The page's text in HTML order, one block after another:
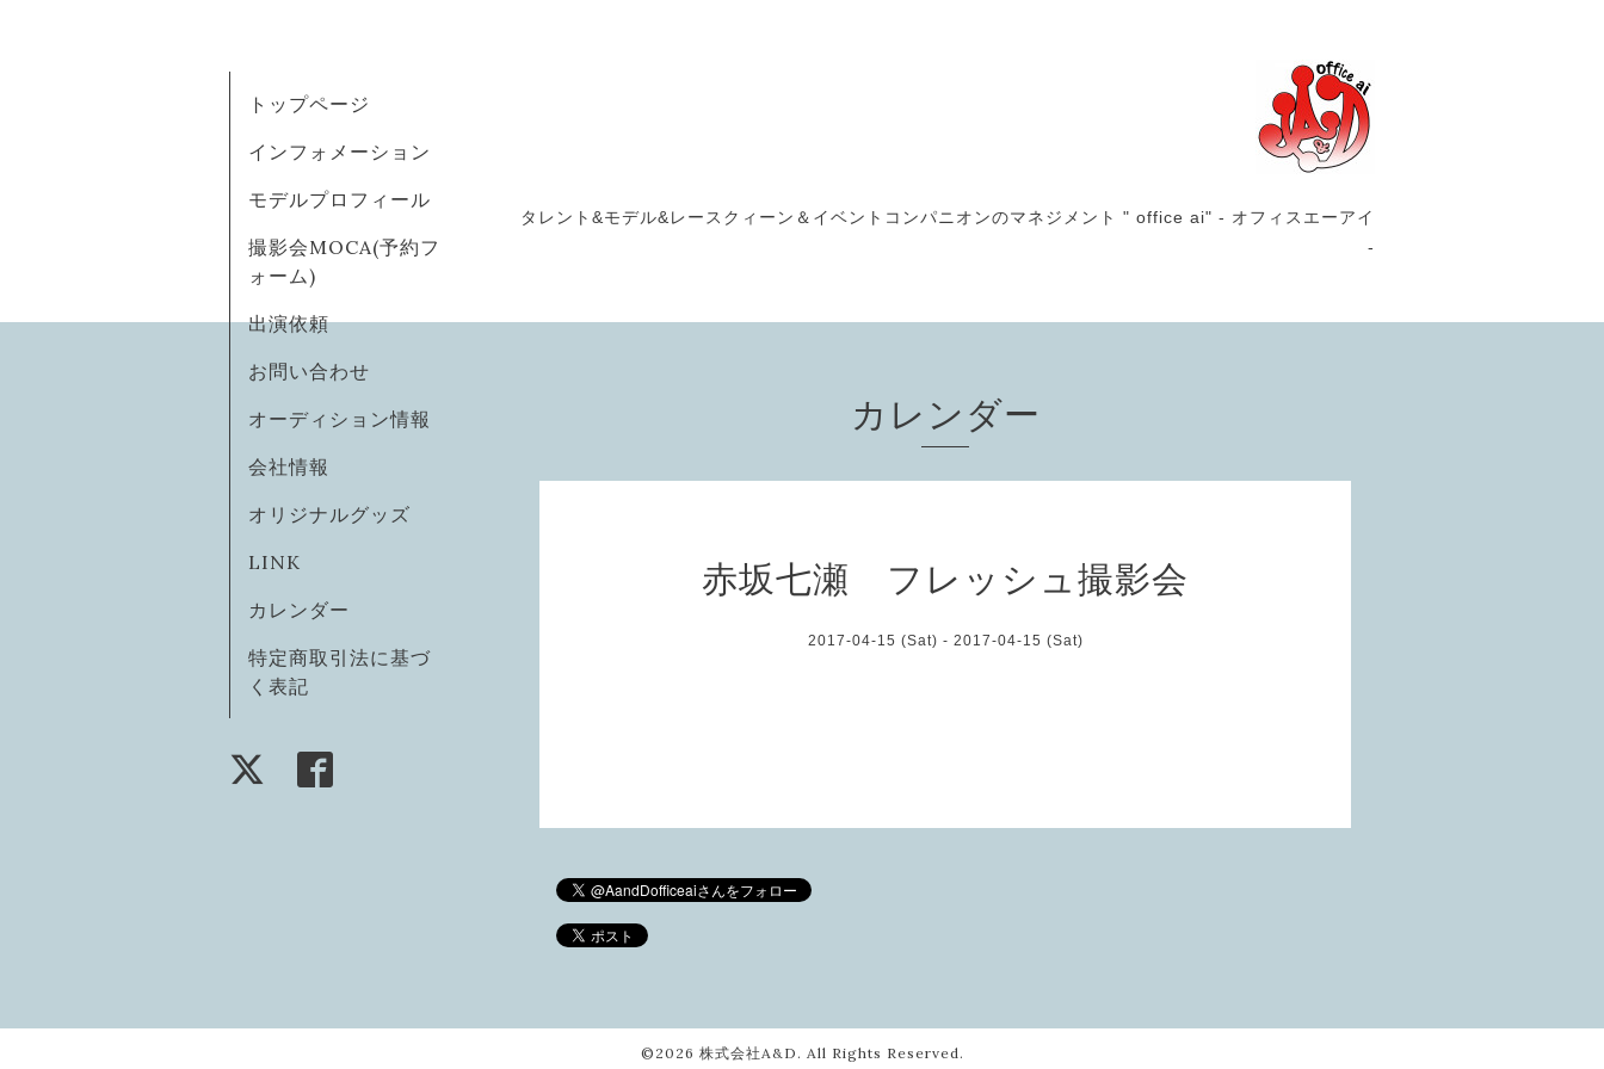
タレント&モデル&レースクィーン＆イベントコンパニオンのマネジメント " office ai" - オフィスエーアイ
-
トップページ
インフォメーション
モデルプロフィール
撮影会MOCA(予約フ
ォーム)
出演依頼
お問い合わせ
オーディション情報
会社情報
オリジナルグッズ
LINK
カレンダー
特定商取引法に基づ
く表記
カレンダー
赤坂七瀬 フレッシュ撮影会
2017-04-15 (Sat) - 2017-04-15 (Sat)
©2026 株式会社A&D . All Rights Reserved.